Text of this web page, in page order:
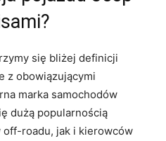
się ​bliżej‍ definicji
z obowiązującymi
‍marka samochodów
dużą⁤ popularnością
off-roadu, jak i kierowców